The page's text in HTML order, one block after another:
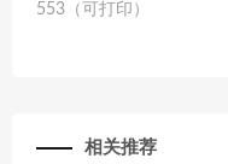
553（可打印）
相关推荐